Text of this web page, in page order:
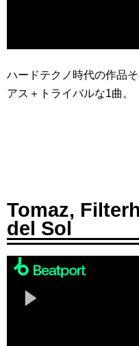
ハードテクノ時代の作品
アス＋トライバルな1曲。
Tomaz,
del Sol